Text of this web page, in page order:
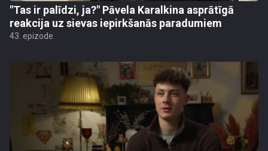
"Tas ir palīdzi, ja?" Pāvela Karalkina asprātīgā
reakcija uz sievas iepirkšanās paradumiem
43. epizode